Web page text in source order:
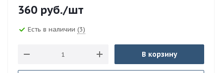
360 руб./шт
Есть в наличии (3)
В корзину